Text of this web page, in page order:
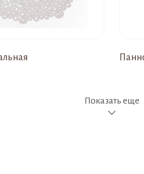
Показать еще